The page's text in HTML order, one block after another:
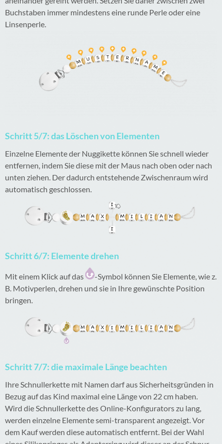
Buchstaben immer mindestens eine runde Perle oder eine
Linsenperle.
Schritt 5/7: das Löschen von Elementen
Einzelne Elemente der Nuggikette können Sie schnell wieder
entfernen, indem Sie diese mit der Maus nach oben oder nach
unten ziehen. Der dadurch entstehende Zwischenraum wird
automatisch geschlossen.
Schritt 6/7: Elemente drehen
Mit einem Klick auf das
-Symbol können Sie Elemente, wie z.
B. Motivperlen, drehen und sie in Ihre gewünschte Position
bringen.
Schritt 7/7: die maximale Länge beachten
Ihre Schnullerkette mit Namen darf aus Sicherheitsgründen in
Bezug auf das Kind maximal eine Länge von 22 cm haben.
Wird die Schnullerkette des Online-Konfigurators zu lang,
werden einzelne Elemente semi-transparent angezeigt. Vor
dem Kauf werden diese automatisch entfernt. Bei der Wahl